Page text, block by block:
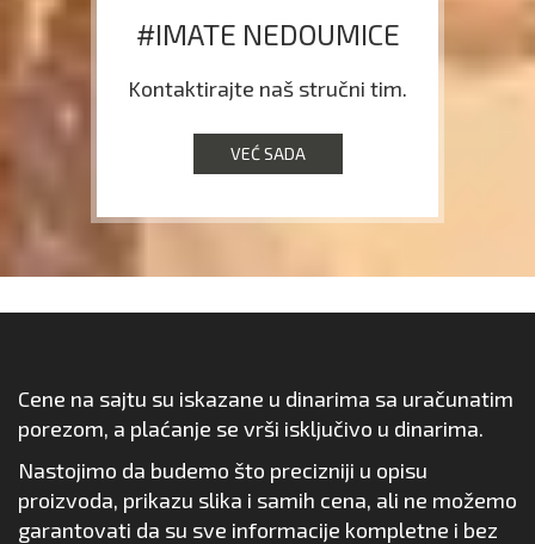
#IMATE NEDOUMICE
Kontaktirajte naš stručni tim.
VEĆ SADA
Cene na sajtu su iskazane u dinarima sa uračunatim
porezom, a plaćanje se vrši isključivo u dinarima.
Nastojimo da budemo što precizniji u opisu
proizvoda, prikazu slika i samih cena, ali ne možemo
garantovati da su sve informacije kompletne i bez